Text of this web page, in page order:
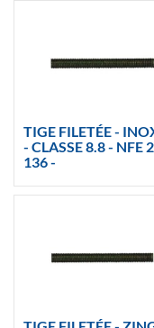
TIGE FILETÉE -
- CLASSE 8.8 - NFE
136 -